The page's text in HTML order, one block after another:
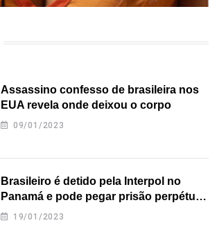
Assassino confesso de brasileira nos
EUA revela onde deixou o corpo
09/01/2023
Brasileiro é detido pela Interpol no
Panamá e pode pegar prisão perpétua
nos EUA
19/01/2023